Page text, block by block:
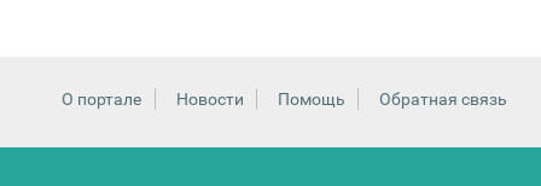
О портале Новости Помощь Обратная связь